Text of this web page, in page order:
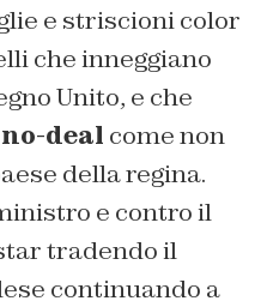
e striscioni color
che inneggiano
Unito, e che
no-deal come non
della regina.
e contro il
tradendo il
continuando a